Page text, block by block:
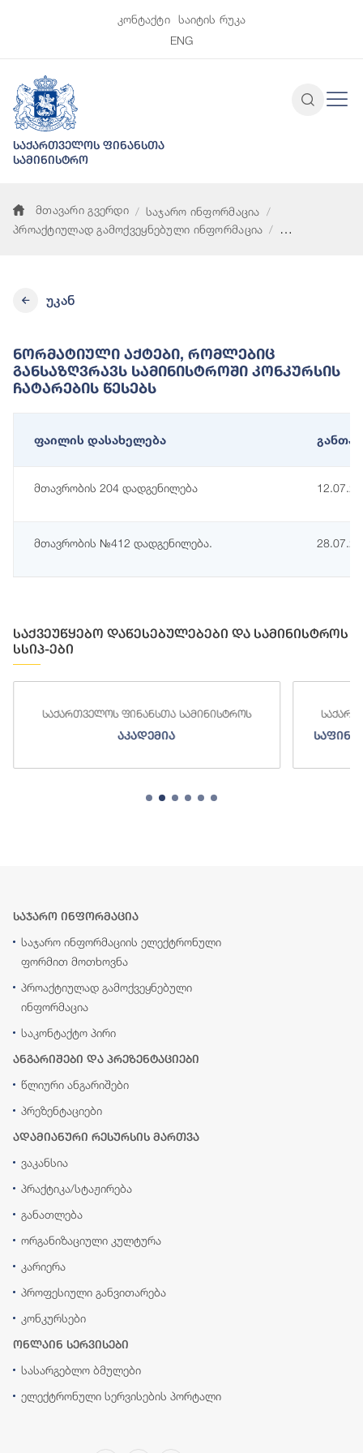
კონტაქტი
საიტის რუკა
ENG
საქართველოს ფინანსთა
სამინისტრო
მთავარი გვერდი
საჯარო ინფორმაცია
პროაქტიულად გამოქვეყნებული ინფორმაცია
უკან
Ნორმატიული Აქტები, Რომლებიც
Განსაზღვრავს Სამინისტროში Კონკურსის
Ჩატარების Წესებს
ფაილის დასახელება
მთავრობის 204 დადგენილება
მთავრობის №412 დადგენილება.
საქვეუწყებო დაწესებულებები და სამინისტროს
სსიპ-ები
საქართველოს ფინანსთა სამინისტროს
აკადემია
საჯარო ინფორმაცია
საჯარო ინფორმაციის ელექტრონული
ფორმით მოთხოვნა
პროაქტიულად გამოქვეყნებული
ინფორმაცია
საკონტაქტო პირი
ანგარიშები და პრეზენტაციები
წლიური ანგარიშები
პრეზენტაციები
ადამიანური რესურსის მართვა
ვაკანსია
პრაქტიკა/სტაჟირება
განათლება
ორგანიზაციული კულტურა
კარიერა
პროფესიული განვითარება
კონკურსები
ონლაინ სერვისები
სასარგებლო ბმულები
ელექტრონული სერვისების პორტალი